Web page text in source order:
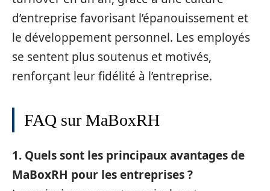
d’entreprise favorisant l’épanouissement et
le développement personnel. Les employés
se sentent plus soutenus et motivés,
renforçant leur fidélité à l’entreprise.
FAQ sur MaBoxRH
1. Quels sont les principaux avantages de
MaBoxRH pour les entreprises ?